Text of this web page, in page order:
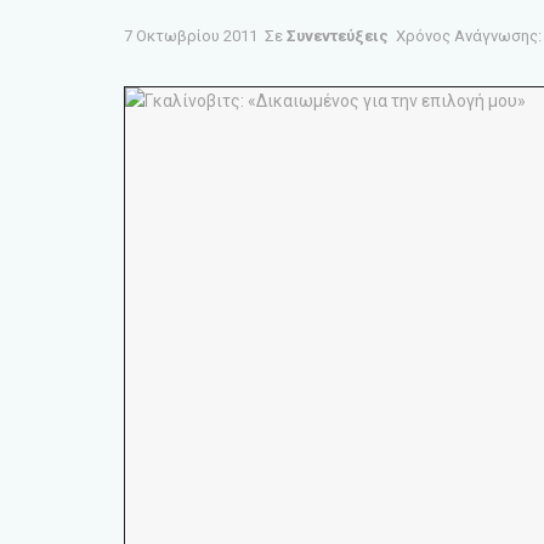
7 Οκτωβρίου 2011 Σε Συνεντεύξεις Χρόνος Ανάγνωσης: